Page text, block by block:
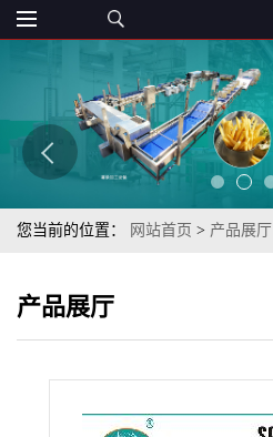
您当前的位置： 网站首页 > 产品展厅
产品展厅